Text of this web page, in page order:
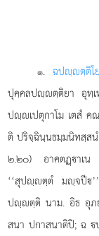
๑.ฉปฺตฺติ
ปุคฺคลปฺตฺติยา อุทฺ
ปฺเปตุกาโม เตสํ ค
ติ ปริจฺฉินฺนธมฺมนิทสฺสนํ
๒.๒๐) อาคตฏฺา
‘‘สุปฺตฺตํ มฺจปี
ปฺตฺติ นาม. อิธ อุ
สนา ปกาสนาติปิ; ฉ